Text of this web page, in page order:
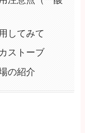
してみて
ストーブ
の紹介